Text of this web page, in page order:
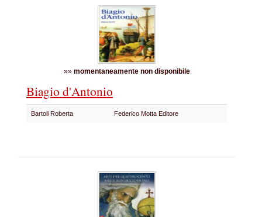
»» momentaneamente non disponibile
Biagio d'Antonio
Bartoli Roberta Federico Motta Editore